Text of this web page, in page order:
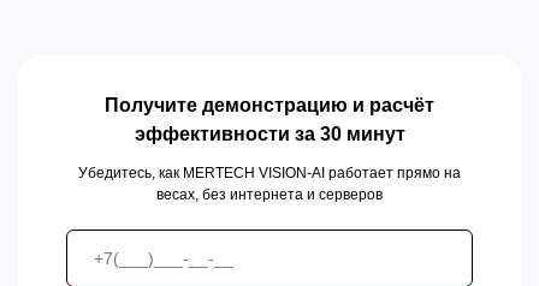
Получите демонстрацию и расчёт
эффективности за 30 минут
Убедитесь, как MERTECH VISION-AI работает прямо на
весах, без интернета и серверов